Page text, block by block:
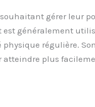
gérer leur
généralement
régulière.
plus